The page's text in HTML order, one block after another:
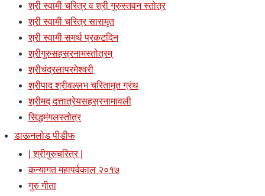
श्री स्वामी चरित्र व श्री गुरुस्तवन स्तोत्र
श्री स्वामी चरित्र सारामृत
श्री स्वामी समर्थ प्रकटदिन
श्रीगुरुसहस्रनामस्तोत्रम्
श्रीचंद्रलापरमेश्वरी
श्रीपाद श्रीवल्लभ चरितामृत ग्रंथ
श्रीमद् दत्तात्रेयसहस्रनामावली
सिद्धमंगलस्तोत्र
डाऊनलोड पीडीफ
| श्रीगुरुचरित्र |
कन्यागत महापर्वकाल २०१७
गुरु गीता